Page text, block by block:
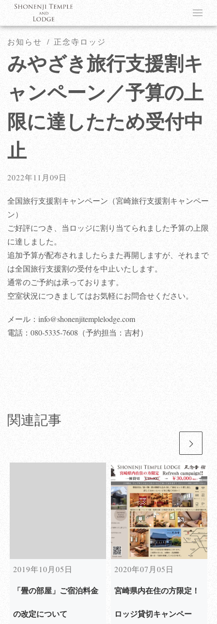
お知らせ 正念寺ロッジ
みやざき旅行支援割キ
ャンペーン／予算の上
限に達したため受付中
止
2022年11月09日
全国旅行支援割キャンペーン（宮崎旅行支援割キャンペー
ン）
ご好評につき、当ロッジに割り当てられました予算の上限
に達しました。
追加予算が配布されましたらまた再開しますが、それまで
は全国旅行支援割の受付を中止いたします。
通常のご予約は承っております。
空室状況につきましてはお気軽にお問合せください。
メール：info@shonenjitemplelodge.com
電話：080-5335-7608（予約担当：吉村）
2019年10月05日
「畳の部屋」ご宿泊料金
の改定について
2020年07月05日
宮崎県内在住の方限定！
ロッジ貸切キャンペー